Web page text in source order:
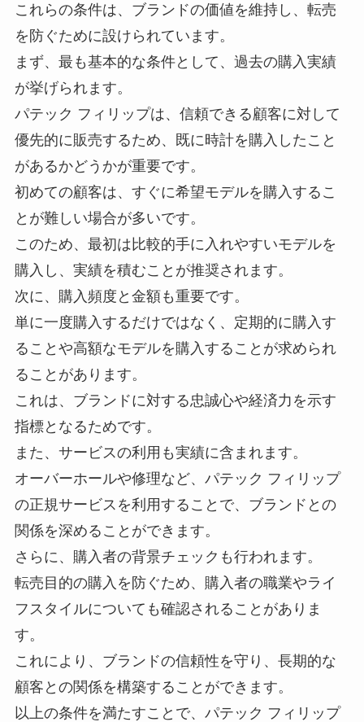
これらの条件は、ブランドの価値を維持し、転売
を防ぐために設けられています。
まず、最も基本的な条件として、過去の購入実績
が挙げられます。
パテック フィリップは、信頼できる顧客に対して
優先的に販売するため、既に時計を購入したこと
があるかどうかが重要です。
初めての顧客は、すぐに希望モデルを購入するこ
とが難しい場合が多いです。
このため、最初は比較的手に入れやすいモデルを
購入し、実績を積むことが推奨されます。
次に、購入頻度と金額も重要です。
単に一度購入するだけではなく、定期的に購入す
ることや高額なモデルを購入することが求められ
ることがあります。
これは、ブランドに対する忠誠心や経済力を示す
指標となるためです。
また、サービスの利用も実績に含まれます。
オーバーホールや修理など、パテック フィリップ
の正規サービスを利用することで、ブランドとの
関係を深めることができます。
さらに、購入者の背景チェックも行われます。
転売目的の購入を防ぐため、購入者の職業やライ
フスタイルについても確認されることがありま
す。
これにより、ブランドの信頼性を守り、長期的な
顧客との関係を構築することができます。
以上の条件を満たすことで、パテック フィリップ